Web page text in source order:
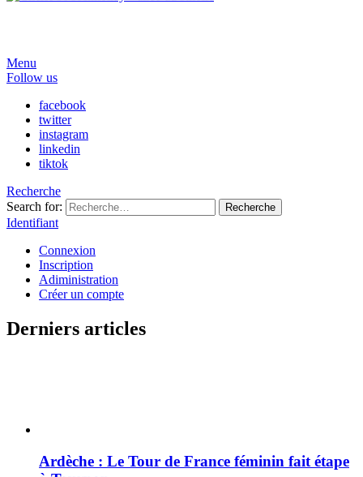
Menu
Follow us
facebook
twitter
instagram
linkedin
tiktok
Recherche
Search for:
Recherche
Identifiant
Connexion
Inscription
Adiministration
Créer un compte
Derniers articles
Ardèche : Le Tour de France féminin fait étape